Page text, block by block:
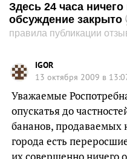
Здесь 24 часа
обсуждение закрыто
правила публикации
IGOR
13 октября 2009 в
Уважаемые
опускатья до
бананов, продаваемых
города есть
их совершенно ничего